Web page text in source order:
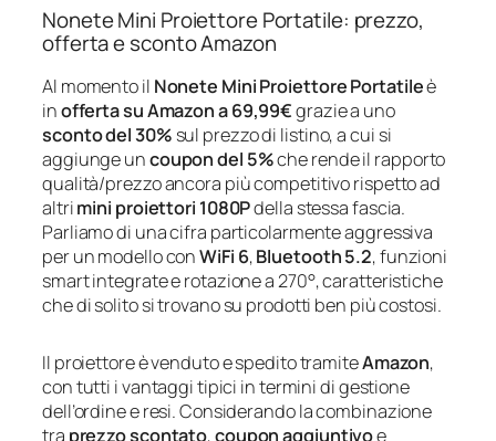
Nonete Mini Proiettore Portatile: prezzo,
offerta e sconto Amazon
Al momento il Nonete Mini Proiettore Portatileè
inofferta su Amazon a 69,99€grazie a uno
sconto del 30% sul prezzo di listino, a cui si
aggiunge uncoupon del 5%che rende il rapporto
qualità/prezzo ancora più competitivo rispetto ad
altrimini proiettori 1080Pdella stessa fascia.
Parliamo di una cifra particolarmente aggressiva
per un modello conWiFi 6,Bluetooth 5.2, funzioni
smart integrate e rotazione a 270°, caratteristiche
che di solito si trovano su prodotti ben più costosi.
Il proiettore è venduto e spedito tramiteAmazon,
con tutti i vantaggi tipici in termini di gestione
dell’ordine e resi. Considerando la combinazione
tra prezzo scontato,coupon aggiuntivoe